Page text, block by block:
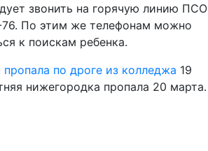
звонить на горячую линию ПСО
76. По этим же телефонам можно
к поискам ребенка.
пропала по дроге из колледжа 19
нижегородка пропала 20 марта.